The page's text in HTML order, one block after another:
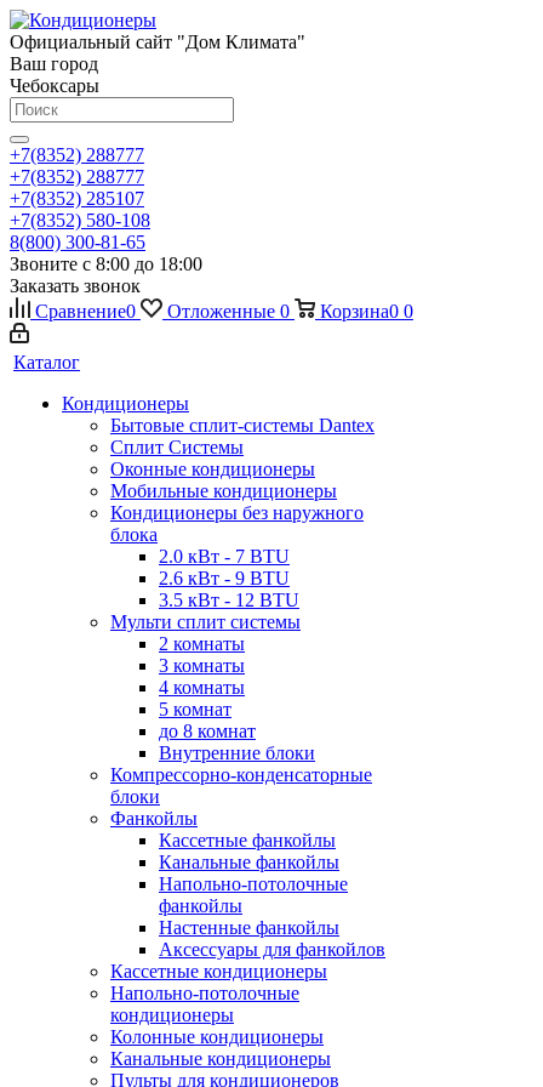
Официальный сайт "Дом Климата"
Ваш город
Чебоксары
+7(8352) 288777
+7(8352) 288777
+7(8352) 285107
+7(8352) 580-108
8(800) 300-81-65
Звоните с 8:00 до 18:00
Заказать звонок
Сравнение0 Отложенные 0 Корзина0 0
Каталог
Кондиционеры
Бытовые сплит-системы Dantex
Сплит Системы
Оконные кондиционеры
Мобильные кондиционеры
Кондиционеры без наружного
блока
2.0 кВт - 7 BTU
2.6 кВт - 9 BTU
3.5 кВт - 12 BTU
Мульти сплит системы
2 комнаты
3 комнаты
4 комнаты
5 комнат
до 8 комнат
Внутренние блоки
Компрессорно-конденсаторные
блоки
Фанкойлы
Кассетные фанкойлы
Канальные фанкойлы
Напольно-потолочные
фанкойлы
Настенные фанкойлы
Аксессуары для фанкойлов
Кассетные кондиционеры
Напольно-потолочные
кондиционеры
Колонные кондиционеры
Канальные кондиционеры
Пульты для кондиционеров